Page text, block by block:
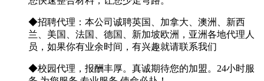
◆招聘代理：本公司诚聘英国、加拿大、澳洲、新西
兰、美国、法国、德国、新加坡欧洲，亚洲各地代理人
员，如果你有业余时间，有兴趣就请联系我们
◆校园代理，报酬丰厚。真诚期待您的加盟。24小时服